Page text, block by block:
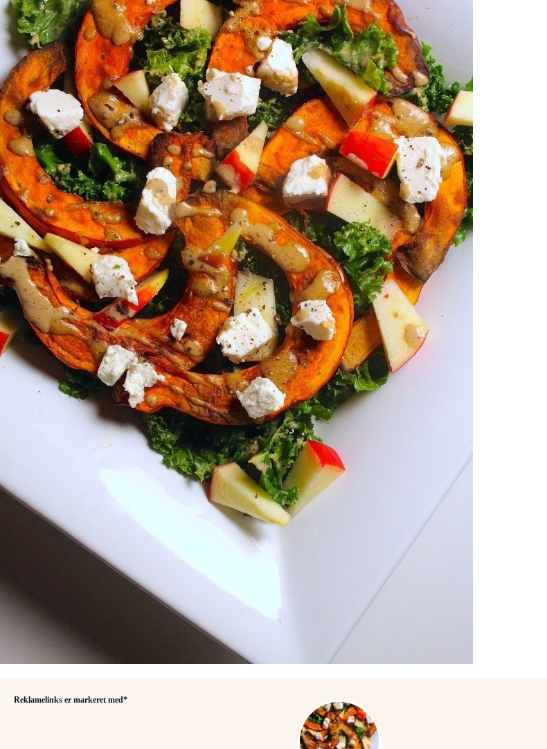
Reklamelinks er markeret med*